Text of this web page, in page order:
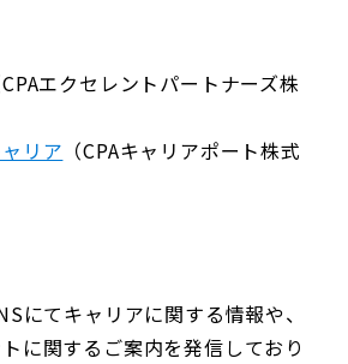
CPAエクセレントパートナーズ株
リア （CPAキャリアポート株式
にてキャリアに関する情報や、
に関するご案内を発信しており